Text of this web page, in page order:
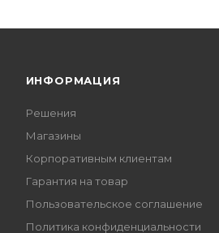
ИНФОРМАЦИЯ
Решения
Магазины
Корпоративным клиентам
Гарантия на товар
Пользовательское соглашение
Политика конфиденциальности